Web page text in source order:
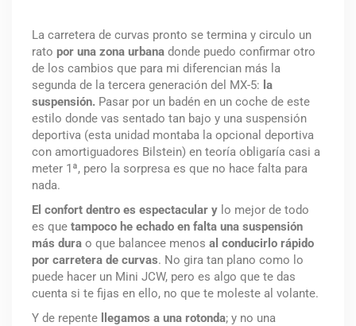
La carretera de curvas pronto se termina y circulo un
rato por una zona urbana donde puedo confirmar otro
de los cambios que para mi diferencian más la
segunda de la tercera generación del MX-5: la
suspensión. Pasar por un badén en un coche de este
estilo donde vas sentado tan bajo y una suspensión
deportiva (esta unidad montaba la opcional deportiva
con amortiguadores Bilstein) en teoría obligaría casi a
meter 1ª, pero la sorpresa es que no hace falta para
nada.
El confort dentro es espectacular y lo mejor de todo
es que tampoco he echado en falta una suspensión
más dura o que balancee menos al conducirlo rápido
por carretera de curvas. No gira tan plano como lo
puede hacer un Mini JCW, pero es algo que te das
cuenta si te fijas en ello, no que te moleste al volante.
Y de repente
llegamos a una rotonda; y no una